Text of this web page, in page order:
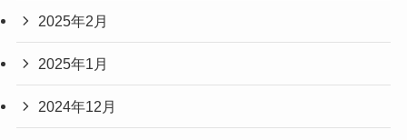
2025年2月
2025年1月
2024年12月